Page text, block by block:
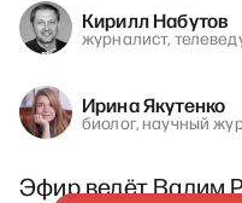
Кирилл Набутов
журналист,
Ирина Якутенко
биолог, научный
Эфир ведёт Вадим